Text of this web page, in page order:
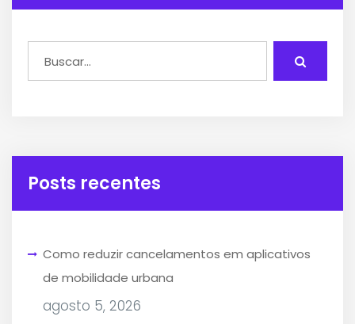
Posts recentes
Como reduzir cancelamentos em aplicativos
de mobilidade urbana
agosto 5, 2026